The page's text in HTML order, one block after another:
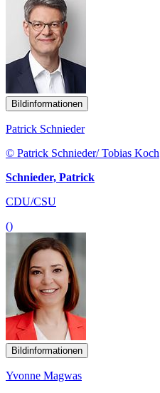
Bildinformationen
Patrick Schnieder
© Patrick Schnieder/ Tobias Koch
Schnieder, Patrick
CDU/CSU
()
Bildinformationen
Yvonne Magwas